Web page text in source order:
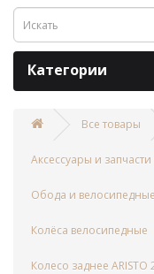
Категории
Все товары
Аксессуары и запчасти
Обода и
Колёса велосипедные
Колесо заднее